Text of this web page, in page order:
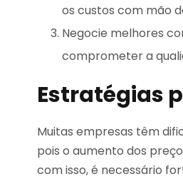
os custos com mão
Negocie melhores
comprometer a
Estratégias
Muitas empresas têm
pois o aumento dos
com isso, é necessário